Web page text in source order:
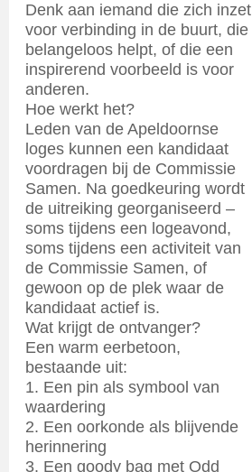
Denk aan iemand die zich inzet
voor verbinding in de buurt, die
belangeloos helpt, of die een
inspirerend voorbeeld is voor
anderen.
Hoe werkt het?
Leden van de Apeldoornse
loges kunnen een kandidaat
voordragen bij de Commissie
Samen. Na goedkeuring wordt
de uitreiking georganiseerd –
soms tijdens een logeavond,
soms tijdens een activiteit van
de Commissie Samen, of
gewoon op de plek waar de
kandidaat actief is.
Wat krijgt de ontvanger?
Een warm eerbetoon,
bestaande uit:
1. Een pin als symbool van
waardering
2. Een oorkonde als blijvende
herinnering
3. Een goody bag met Odd